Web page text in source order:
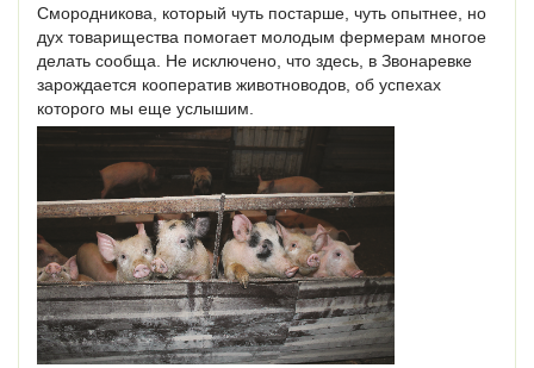
Смородникова, который чуть постарше, чуть опытнее, но
дух товарищества помогает молодым фермерам многое
делать сообща. Не исключено, что здесь, в Звонаревке
зарождается кооператив животноводов, об успехах
которого мы еще услышим.